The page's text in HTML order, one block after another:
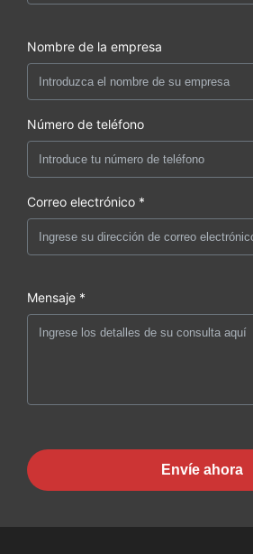
Nombre de la empresa
Número de teléfono
Correo electrónico *
Mensaje *
Envíe ahora